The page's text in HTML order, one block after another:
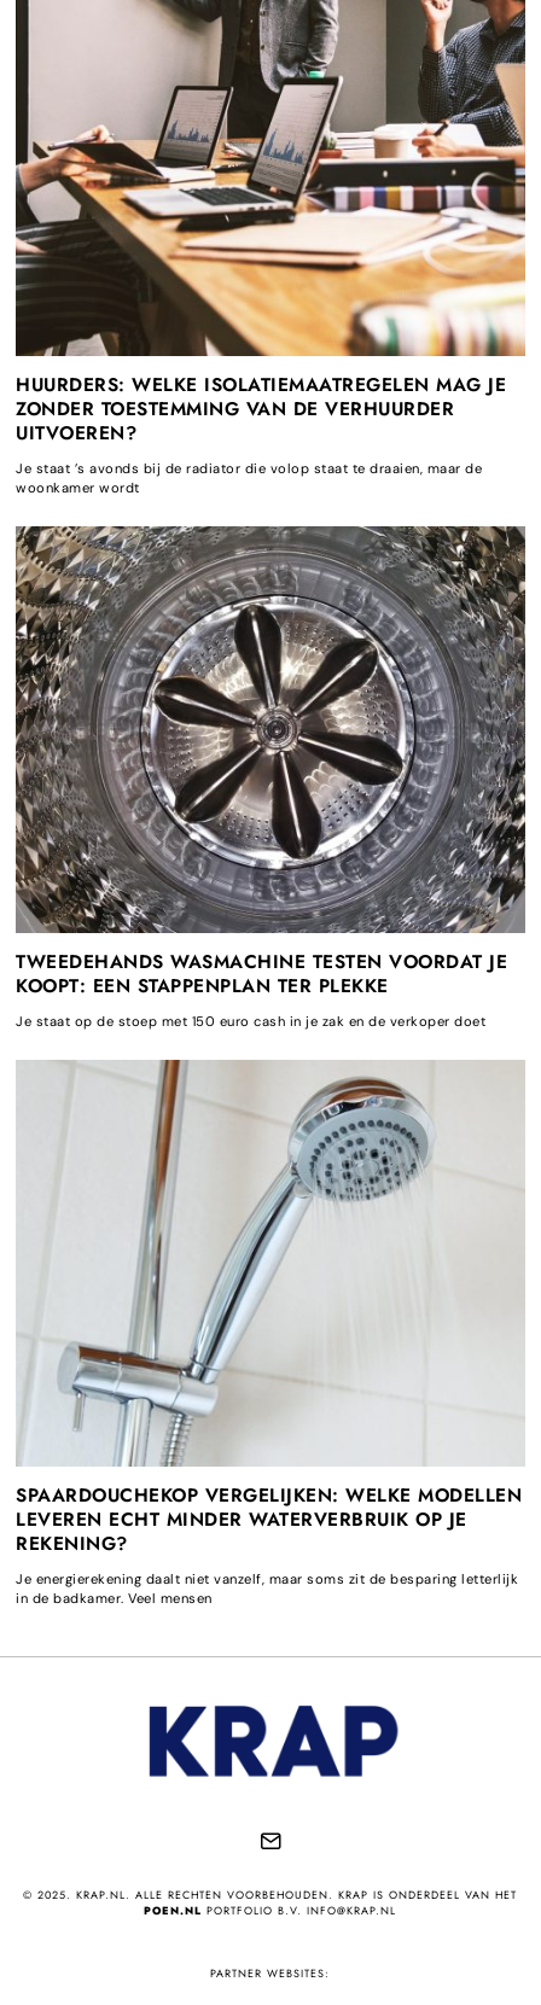
HUURDERS: WELKE ISOLATIEMAATREGELEN MAG JE
ZONDER TOESTEMMING VAN DE VERHUURDER
UITVOEREN?
Je staat ’s avonds bij de radiator die volop staat te draaien, maar de
woonkamer wordt
TWEEDEHANDS WASMACHINE TESTEN VOORDAT JE
KOOPT: EEN STAPPENPLAN TER PLEKKE
Je staat op de stoep met 150 euro cash in je zak en de verkoper doet
SPAARDOUCHEKOP VERGELIJKEN: WELKE MODELLEN
LEVEREN ECHT MINDER WATERVERBRUIK OP JE
REKENING?
Je energierekening daalt niet vanzelf, maar soms zit de besparing letterlijk
in de badkamer. Veel mensen
© 2025. KRAP.NL. ALLE RECHTEN VOORBEHOUDEN. KRAP IS ONDERDEEL VAN HET
POEN.NL PORTFOLIO B.V. INFO@KRAP.NL
PARTNER WEBSITES: